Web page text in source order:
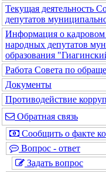
Текущая деятельность
депутатов
Информация о кадровом
народных депутатов
образования
Работа Совета по
Документы
Противодействие
Обратная связь
Сообщить о факте
Вопрос - ответ
Задать вопрос